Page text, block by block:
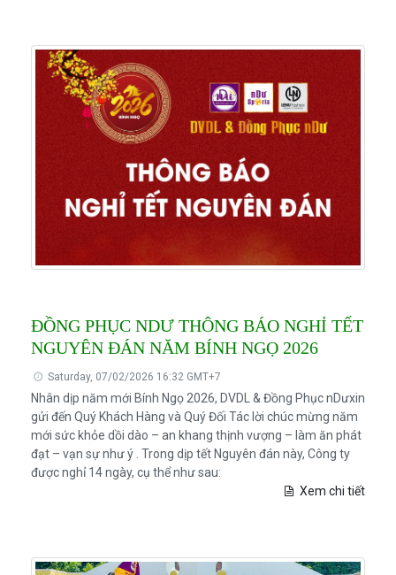
ĐỒNG PHỤC NDƯ THÔNG BÁO NGHỈ TẾT
NGUYÊN ĐÁN NĂM BÍNH NGỌ 2026
Saturday, 07/02/2026 16:32 GMT+7
Nhân dịp năm mới Bính Ngọ 2026, DVDL & Đồng Phục nDưxin
gửi đến Quý Khách Hàng và Quý Đối Tác lời chúc mừng năm
mới sức khỏe dồi dào – an khang thịnh vượng – làm ăn phát
đạt – vạn sự như ý . Trong dịp tết Nguyên đán này, Công ty
được nghỉ 14 ngày, cụ thể như sau:
Xem chi tiết